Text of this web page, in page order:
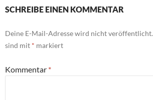
SCHREIBE EINEN KOMMENTAR
Deine E-Mail-Adresse wird nicht veröffentlicht.
sind mit * markiert
Kommentar *